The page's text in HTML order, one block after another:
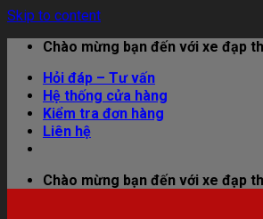
Skip to content
Chào mừng bạn đến với xe đạp
Hỏi đáp – Tư vấn
Hệ thống cửa hàng
Kiểm tra đơn hàng
Liên hệ
Chào mừng bạn đến với xe đạp